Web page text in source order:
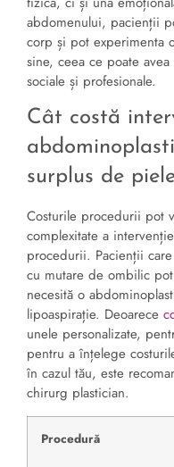
abdomenului, pacienții
corp și pot experimenta
sine, ceea ce poate
sociale și profesionale.
Cât costă
surplus de
Costurile procedurii pot
complexitate a
procedurii. Pacienții
cu mutare de ombilic
necesită o
lipoaspirație. Deoarece
unele personalizate,
pentru a înțelege
în cazul tău, este
chirurg plastician.
Procedură